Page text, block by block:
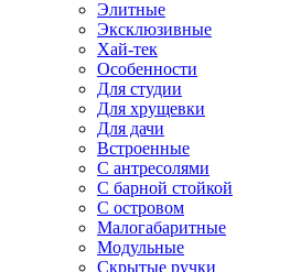
Элитные
Эксклюзивные
Хай-тек
Особенности
Для студии
Для хрущевки
Для дачи
Встроенные
С антресолями
С барной стойкой
С островом
Малогабаритные
Модульные
Скрытые ручки